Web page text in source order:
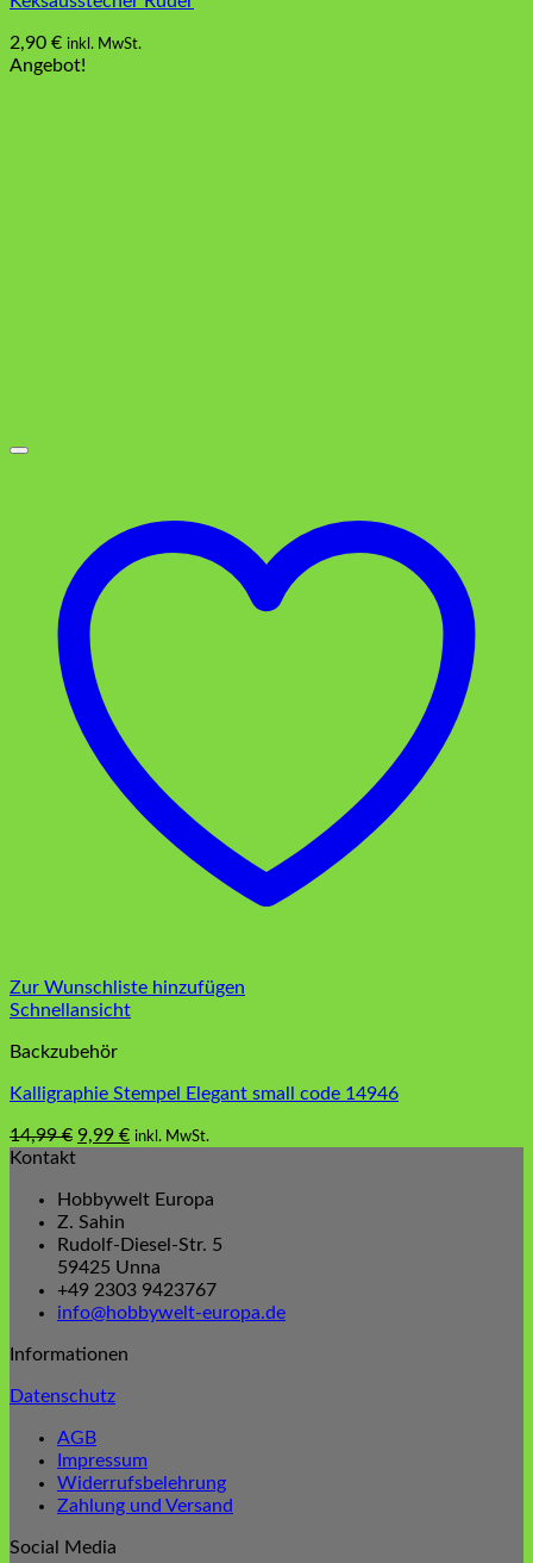
2,90 € inkl. MwSt.
Angebot!
Zur Wunschliste hinzufügen
Schnellansicht
Backzubehör
Kalligraphie Stempel Elegant small code 14946
14,99€ Ursprünglicher
14,99 €
9,99 €Aktueller
9,99 €.
inkl. MwSt.
Kontakt
Hobbywelt Europa
Z. Sahin
Rudolf-Diesel-Str. 5
59425 Unna
+49 2303 9423767
info@hobbywelt-europa.de
Informationen
Datenschutz
AGB
Impressum
Widerrufsbelehrung
Zahlung und Versand
Social Media